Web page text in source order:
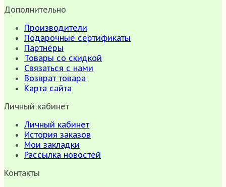
Дополнительно
Производители
Подарочные сертификаты
Партнёры
Товары со скидкой
Связаться с нами
Возврат товара
Карта сайта
Личный кабинет
Личный кабинет
История заказов
Мои закладки
Рассылка новостей
Контакты